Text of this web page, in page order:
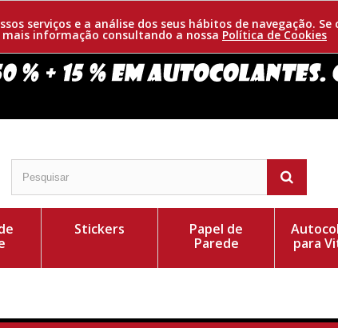
serviços e a análise dos seus hábitos de navegação.
informação consultando a nossa Política de Cookies
Stickers
Papel de
Parede
para